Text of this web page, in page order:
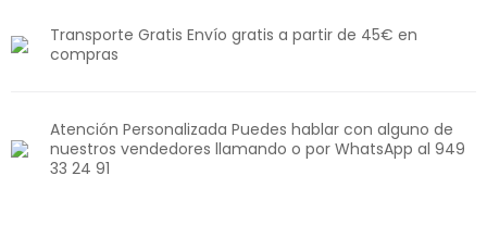
Transporte Gratis Envío gratis a partir de 45€ en
compras
Atención Personalizada Puedes hablar con alguno de
nuestros vendedores llamando o por WhatsApp al 949
33 24 91